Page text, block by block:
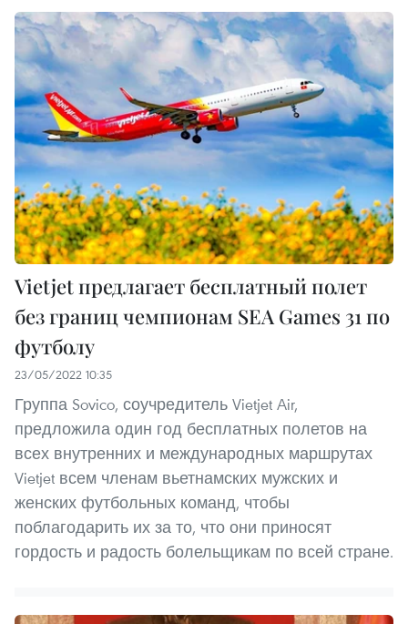
Vietjet предлагает бесплатный полет
без границ чемпионам SEA Games 31 по
футболу
23/05/2022 10:35
Группа Sovico, соучредитель Vietjet Air,
предложила один год бесплатных полетов на
всех внутренних и международных маршрутах
Vietjet всем членам вьетнамских мужских и
женских футбольных команд, чтобы
поблагодарить их за то, что они приносят
гордость и радость болельщикам по всей стране.